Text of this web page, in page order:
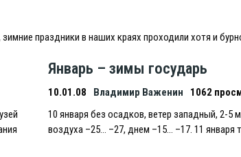
праздники в наших краях проходили хотя и
Январь – зимы государь
10.01.08 Владимир Важенин
1062
10 января без осадков, ветер западный, 2-5
воздуха –25… –27, днем –15… –17. 11 января